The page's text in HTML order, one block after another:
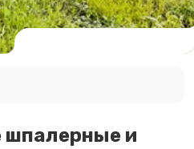
шпалерные и